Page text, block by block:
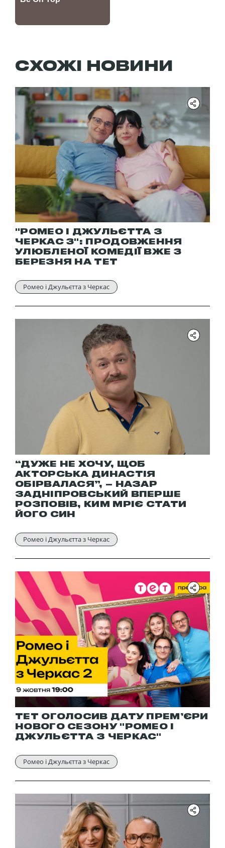
СХОЖІ НОВИНИ
"РОМЕО І ДЖУЛЬЄТТА З
ЧЕРКАС 3": ПРОДОВЖЕННЯ
УЛЮБЛЕНОЇ КОМЕДІЇ ВЖЕ 3
БЕРЕЗНЯ НА ТЕТ
Ромео і Джульєтта з Черкас
“ДУЖЕ НЕ ХОЧУ, ЩОБ
АКТОРСЬКА ДИНАСТІЯ
ОБІРВАЛАСЯ”, – НАЗАР
ЗАДНІПРОВСЬКИЙ ВПЕРШЕ
РОЗПОВІВ, КИМ МРІЄ СТАТИ
ЙОГО СИН
Ромео і Джульєтта з Черкас
ТЕТ ОГОЛОСИВ ДАТУ ПРЕМ’ЄРИ
НОВОГО СЕЗОНУ "РОМЕО І
ДЖУЛЬЄТТА З ЧЕРКАС"
Ромео і Джульєтта з Черкас